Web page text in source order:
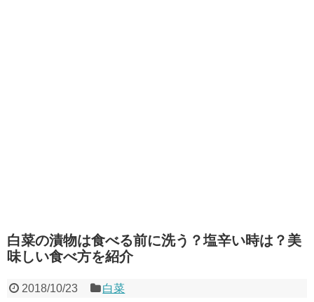
白菜の漬物は食べる前に洗う？塩辛い時は？美
味しい食べ方を紹介
2018/10/23 白菜